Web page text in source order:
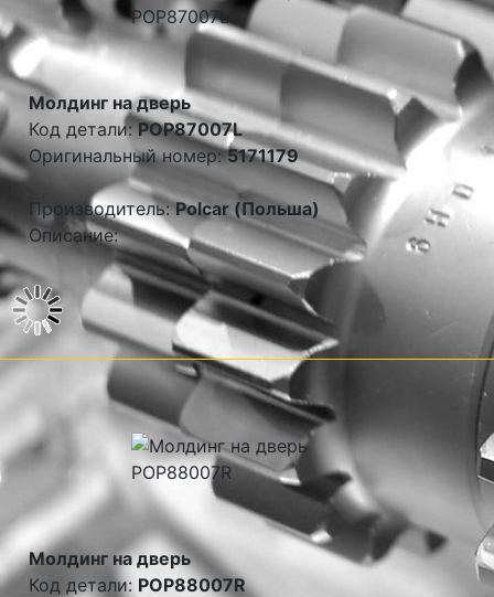
Молдинг на дверь
Код детали:POP87007L
Оригинальный номер:5171179
Производитель:Polcar (Польша)
Описание:
Молдинг на дверь
Код детали: POP88007R